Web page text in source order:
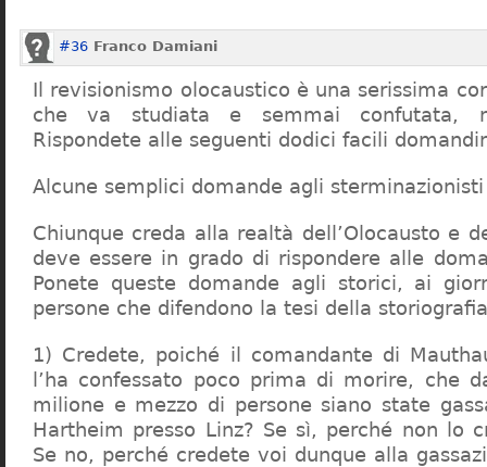
#36 Franco Damiani
Il revisionismo olocaustico è una serissima
che va studiata e semmai confutata,
Rispondete alle seguenti dodici facili
Alcune semplici domande agli sterminazionisti
Chiunque creda alla realtà dell’Olocausto e
deve essere in grado di rispondere alle
Ponete queste domande agli storici, ai
persone che difendono la tesi della
1) Credete, poiché il comandante di
l’ha confessato poco prima di morire, che
milione e mezzo di persone siano state
Hartheim presso Linz? Se sì, perché non lo
Se no, perché credete voi dunque alla